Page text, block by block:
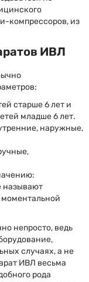
компрессоров, из
ИВЛ
старше 6 лет и
младше 6 лет.
наружные,
называют
непросто, ведь
случаях, а не
ИВЛ весьма
рода